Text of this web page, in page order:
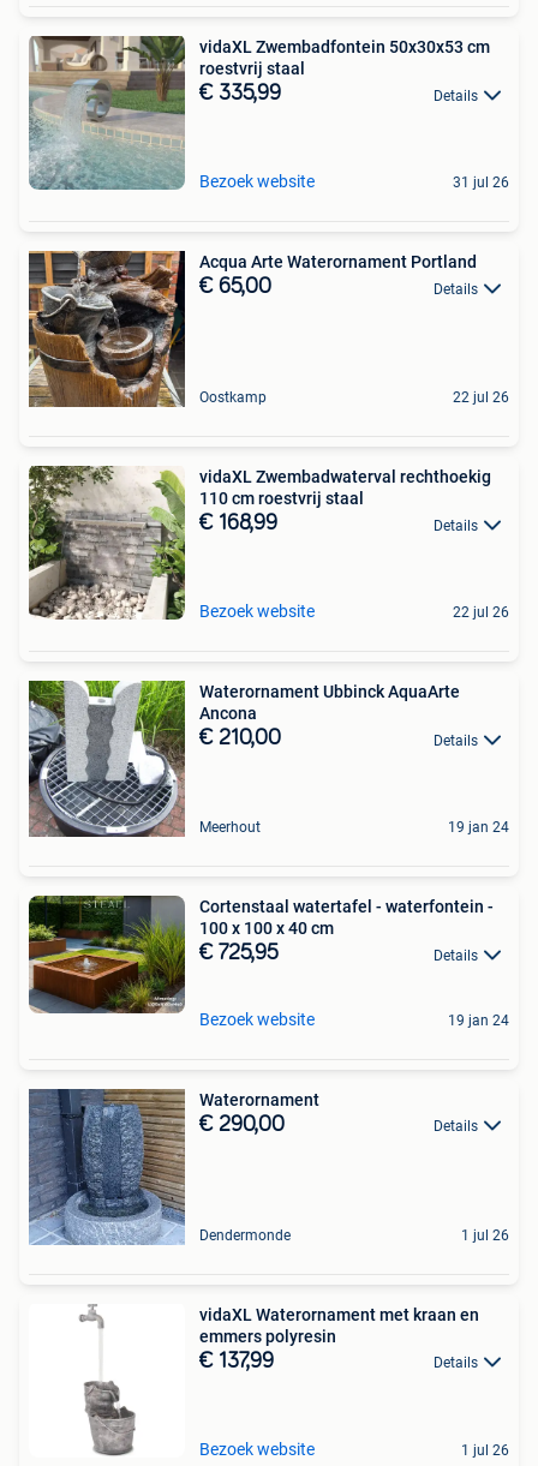
vidaXL Zwembadfontein 50x30x53 cm
roestvrij staal
€ 335,99 Details
Bezoek website 31 jul 26
Acqua Arte Waterornament Portland
€ 65,00 Details
Oostkamp 22 jul 26
vidaXL Zwembadwaterval rechthoekig
110 cm roestvrij staal
€ 168,99 Details
Bezoek website 22 jul 26
Waterornament Ubbinck AquaArte
Ancona
€ 210,00 Details
Meerhout 19 jan 24
Cortenstaal watertafel - waterfontein -
100 x 100 x 40 cm
€ 725,95 Details
Bezoek website 19 jan 24
Waterornament
€ 290,00 Details
Dendermonde 1 jul 26
vidaXL Waterornament met kraan en
emmers polyresin
€ 137,99 Details
Bezoek website 1 jul 26